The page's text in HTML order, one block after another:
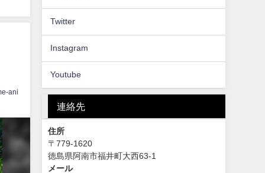
ani
Twitter
Instagram
Youtube
連絡先
住所
〒779-1620
徳島県阿南市福井町大西63-1
メール